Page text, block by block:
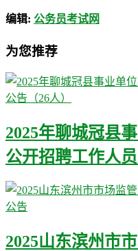
编辑: 公务员考试网
为您推荐
2025年聊城冠县
公开招聘工作人员
2025山东滨州市